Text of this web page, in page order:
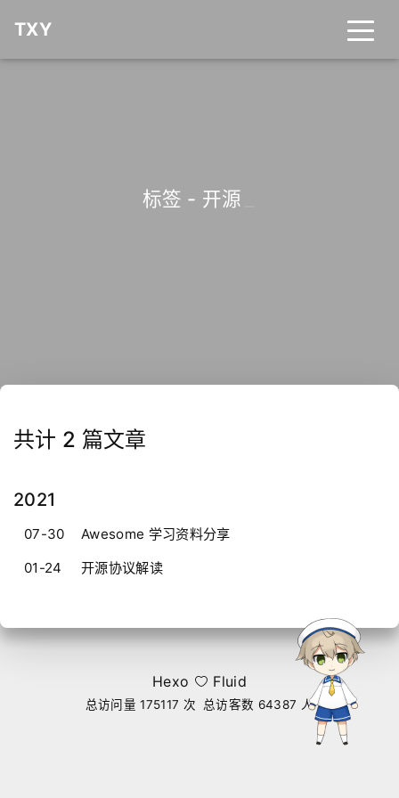
TXY
标签 - 开源
共计 2 篇文章
2021
07-30
Awesome 学习资料分享
01-24
开源协议解读
Hexo Fluid
总访问量175117 次 总访客数 64387 人